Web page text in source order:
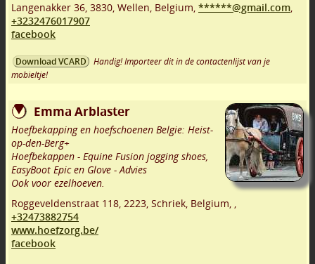
Langenakker 36, 3830, Wellen, Belgium, ******@gmail.com,
+3232476017907
facebook
Download VCARD
Handig! Importeer dit in de contactenlijst van je
mobieltje!
Emma Arblaster
Hoefbekapping en hoefschoenen Belgie: Heist-
op-den-Berg+
Hoefbekappen - Equine Fusion jogging shoes,
EasyBoot Epic en Glove - Advies
Ook voor ezelhoeven.
Roggeveldenstraat 118, 2223, Schriek, Belgium, ,
+32473882754
www.hoefzorg.be/
facebook